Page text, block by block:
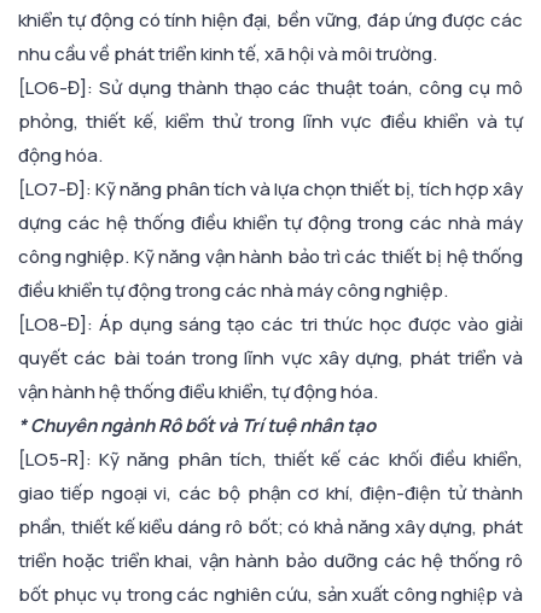
khiển tự động có tính hiện đại, bền vững, đáp ứng được các
nhu cầu về phát triển kinh tế, xã hội và môi trường.
[LO6-Đ]: Sử dụng thành thạo các thuật toán, công cụ mô
phỏng, thiết kế, kiểm thử trong lĩnh vực điều khiển và tự
động hóa.
[LO7-Đ]: Kỹ năng phân tích và lựa chọn thiết bị, tích hợp xây
dựng các hệ thống điều khiển tự động trong các nhà máy
công nghiệp. Kỹ năng vận hành bảo trì các thiết bị hệ thống
điều khiển tự động trong các nhà máy công nghiệp.
[LO8-Đ]: Áp dụng sáng tạo các tri thức học được vào giải
quyết các bài toán trong lĩnh vực xây dựng, phát triển và
vận hành hệ thống điểu khiển, tự động hóa.
* Chuyên ngành Rô bốt và Trí tuệ nhân tạo
[LO5-R]: Kỹ năng phân tích, thiết kế các khối điều khiển,
giao tiếp ngoại vi, các bộ phận cơ khí, điện-điện tử thành
phần, thiết kế kiểu dáng rô bốt; có khả năng xây dựng, phát
triển hoặc triển khai, vận hành bảo dưỡng các hệ thống rô
bốt phục vụ trong các nghiên cứu, sản xuất công nghiệp và